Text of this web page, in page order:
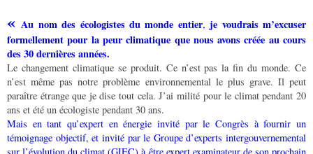
«Au nom des écologistes du monde entier, je voudrais m’excuser
formellement pour la peur climatique que nous avons créée au cours
des 30 dernières années.
Le changement climatique se produit. Ce n’est pas la fin du monde. Ce
n’est même pas notre problème environnemental le plus grave. Il peut
paraître étrange que je dise tout cela. J’ai milité pour le climat pendant 20
ans et été un écologiste pendant 30 ans.
Mais en tant qu’expert en énergie invité par le Congrès à fournir un
témoignage objectif, et invité par le Groupe d’experts intergouvernemental
sur l’évolution du climat (GIEC) à être expert examinateur de son prochain